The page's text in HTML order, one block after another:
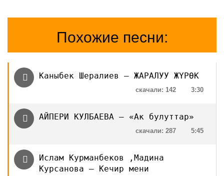
Похожие песни:
Каныбек Шералиев — ЖАРАЛУУ ЖҮРӨК
3:30
скачали: 142
АЙПЕРИ КУЛБАЕВА — «Ак булуттар»
5:45
скачали: 287
Ислам Курманбеков ,Мадина
Курсанова — Кечир мени